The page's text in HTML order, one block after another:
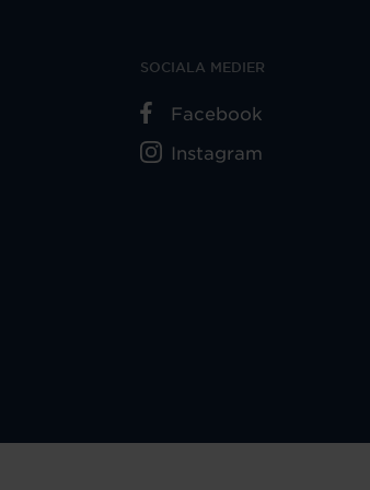
SOCIALA MEDIER
Facebook
Instagram